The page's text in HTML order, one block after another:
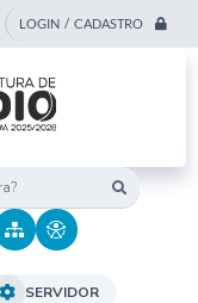
LOGIN / CADASTRO
SERVIDOR